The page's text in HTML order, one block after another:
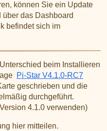
können Sie ein Update
das Dashboard
befindet sich im
beim Installieren
Pi-Star V4.1.0-RC7
geschrieben und die
durchgeführt.
4.1.0 verwenden)
hier mitteilen.